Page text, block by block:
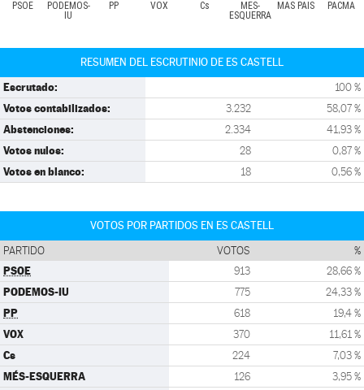
PSOE
PODEMOS-
IU
PP VOX Cs
MÉS-
ESQUERRA
MÁS PAÍS PACMA
RESUMEN DEL ESCRUTINIO DE ES CASTELL
Escrutado: 100 %
Votos contabilizados: 3.232 58,07 %
Abstenciones: 2.334 41,93 %
Votos nulos: 28 0,87 %
Votos en blanco: 18 0,56 %
VOTOS POR PARTIDOS EN ES CASTELL
PARTIDO VOTOS %
PSOE 913 28,66 %
PODEMOS-IU 775 24,33 %
PP 618 19,4 %
VOX 370 11,61 %
Cs 224 7,03 %
MÉS-ESQUERRA 126 3,95 %